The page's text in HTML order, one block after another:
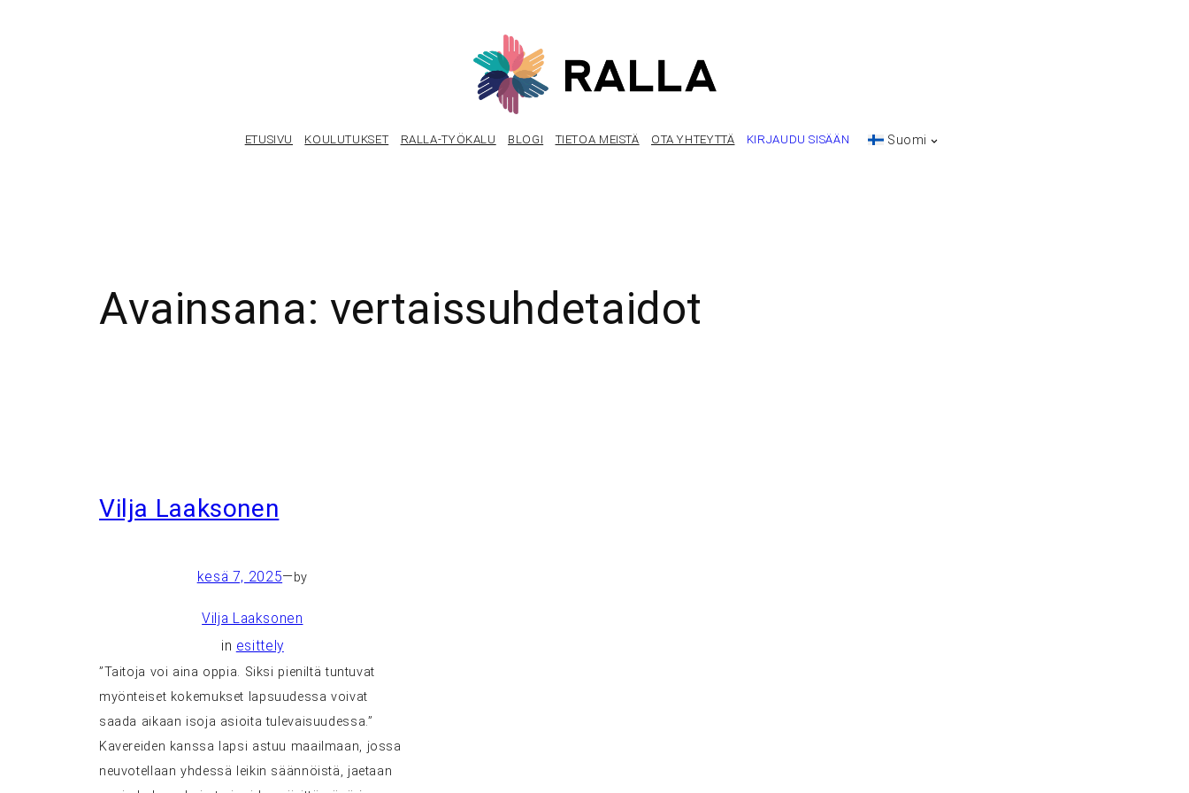
ETUSIVU KOULUTUKSET RALLA-TYÖKALU BLOGI TIETOA MEISTÄ OTA YHTEYTTÄ KIRJAUDU SISÄÄN Suomi
Avainsana: vertaissuhdetaidot
Vilja Laaksonen
kesä 7, 2025—by
Vilja Laaksonen
in esittely
”Taitoja voi aina oppia. Siksi pieniltä tuntuvat
myönteiset kokemukset lapsuudessa voivat
saada aikaan isoja asioita tulevaisuudessa.”
Kavereiden kanssa lapsi astuu maailmaan, jossa
neuvotellaan yhdessä leikin säännöistä, jaetaan